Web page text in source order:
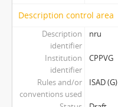
Description control area
Description
identifier
nru
Institution
identifier
CPPVG
Rules and/or
conventions used
ISAD (G)